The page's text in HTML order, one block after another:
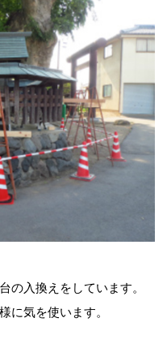
の入換えをしています。
に気を使います。